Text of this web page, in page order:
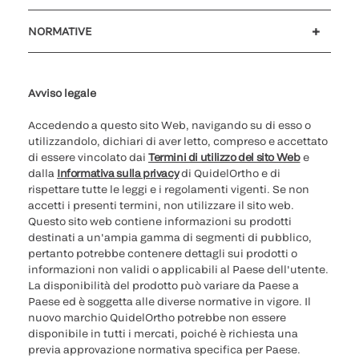
NORMATIVE
Avviso legale
Accedendo a questo sito Web, navigando su di esso o
utilizzandolo, dichiari di aver letto, compreso e accettato
di essere vincolato dai Termini di utilizzo del sito Webe
dalla Informativa sulla privacydi QuidelOrtho e di
rispettare tutte le leggi e i regolamenti vigenti. Se non
accetti i presenti termini, non utilizzare il sito web.
Questo sito web contiene informazioni su prodotti
destinati a un'ampia gamma di segmenti di pubblico,
pertanto potrebbe contenere dettagli sui prodotti o
informazioni non validi o applicabili al Paese dell'utente.
La disponibilità del prodotto può variare da Paese a
Paese ed è soggetta alle diverse normative in vigore. Il
nuovo marchio QuidelOrtho potrebbe non essere
disponibile in tutti i mercati, poiché è richiesta una
previa approvazione normativa specifica per Paese.